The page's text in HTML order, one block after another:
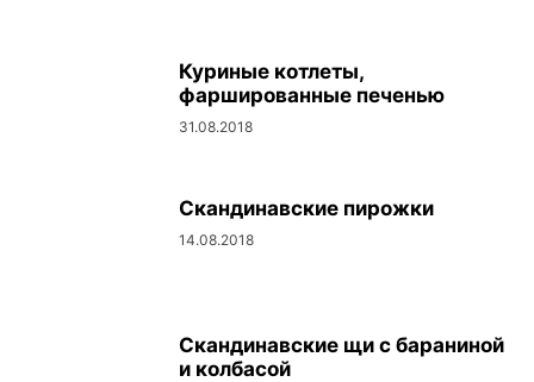
Куриные котлеты,
фаршированные печенью
31.08.2018
Скандинавские пирожки
14.08.2018
Скандинавские щи с бараниной
и колбасой